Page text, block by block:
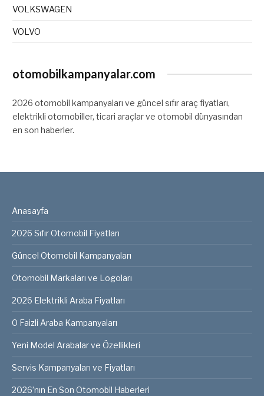
VOLKSWAGEN
VOLVO
otomobilkampanyalar.com
2026 otomobil kampanyaları ve güncel sıfır araç fiyatları,
elektrikli otomobiller, ticari araçlar ve otomobil dünyasından
en son haberler.
Anasayfa
2026 Sıfır Otomobil Fiyatları
Güncel Otomobil Kampanyaları
Otomobil Markaları ve Logoları
2026 Elektrikli Araba Fiyatları
0 Faizli Araba Kampanyaları
Yeni Model Arabalar ve Özellikleri
Servis Kampanyaları ve Fiyatları
2026’nın En Son Otomobil Haberleri